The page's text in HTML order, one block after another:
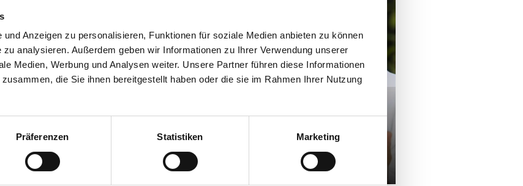
Anzeigen zu personalisieren, Funktionen für soziale Medien anbieten zu können
analysieren. Außerdem geben wir Informationen zu Ihrer Verwendung unserer
Medien, Werbung und Analysen weiter. Unsere Partner führen diese Informationen
die Sie ihnen bereitgestellt haben oder die sie im Rahmen Ihrer Nutzung
Präferenzen Statistiken Marketing
Fachkompetenz auf höchstem Niveau